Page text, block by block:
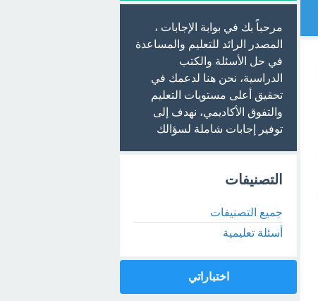
مرحباً بك في بوابة الإجابات ،
المصدر الرائد للتعليم والمساعدة
في حل الأسئلة والكتب
الدراسية، نحن هنا لدعمك في
تحقيق أعلى مستويات التعليم
والتفوق الأكاديمي، نهدف إلى
توفير إجابات شاملة لسؤالك
التصنيفات
جميع التصنيفات
أسئلة تعليمية
اختباراتي